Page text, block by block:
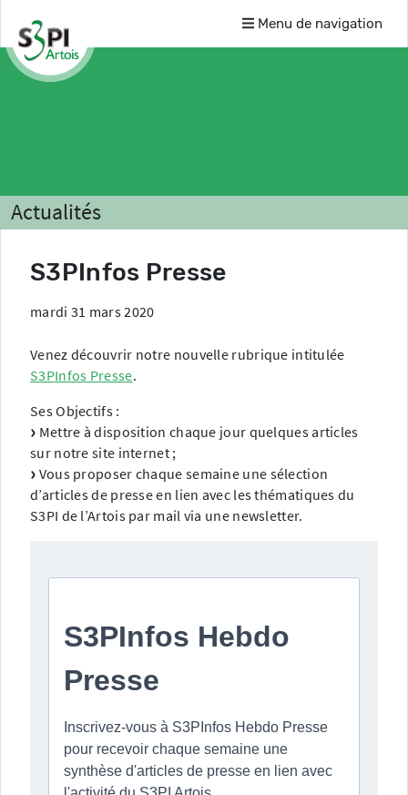
Menu de navigation
Actualités
S3PInfos Presse
mardi 31 mars 2020
Venez découvrir notre nouvelle rubrique intitulée
S3PInfos Presse.
Ses Objectifs :
Mettre à disposition chaque jour quelques articles
sur notre site internet ;
Vous proposer chaque semaine une sélection
d’articles de presse en lien avec les thématiques du
S3PI de l’Artois par mail via une newsletter.